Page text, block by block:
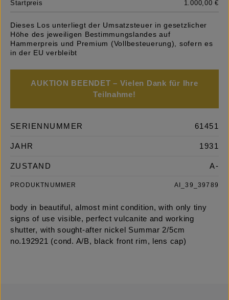
Startpreis
1.000,00 €
Dieses Los unterliegt der Umsatzsteuer in gesetzlicher
Höhe des jeweiligen Bestimmungslandes auf
Hammerpreis und Premium (Vollbesteuerung), sofern es
in der EU verbleibt
AUKTION BEENDET – Vielen Dank für Ihre
Teilnahme!
SERIENNUMMER 61451
JAHR 1931
ZUSTAND A-
PRODUKTNUMMER AI_39_39789
body in beautiful, almost mint condition, with only tiny
signs of use visible, perfect vulcanite and working
shutter, with sought-after nickel Summar 2/5cm
no.192921 (cond. A/B, black front rim, lens cap)